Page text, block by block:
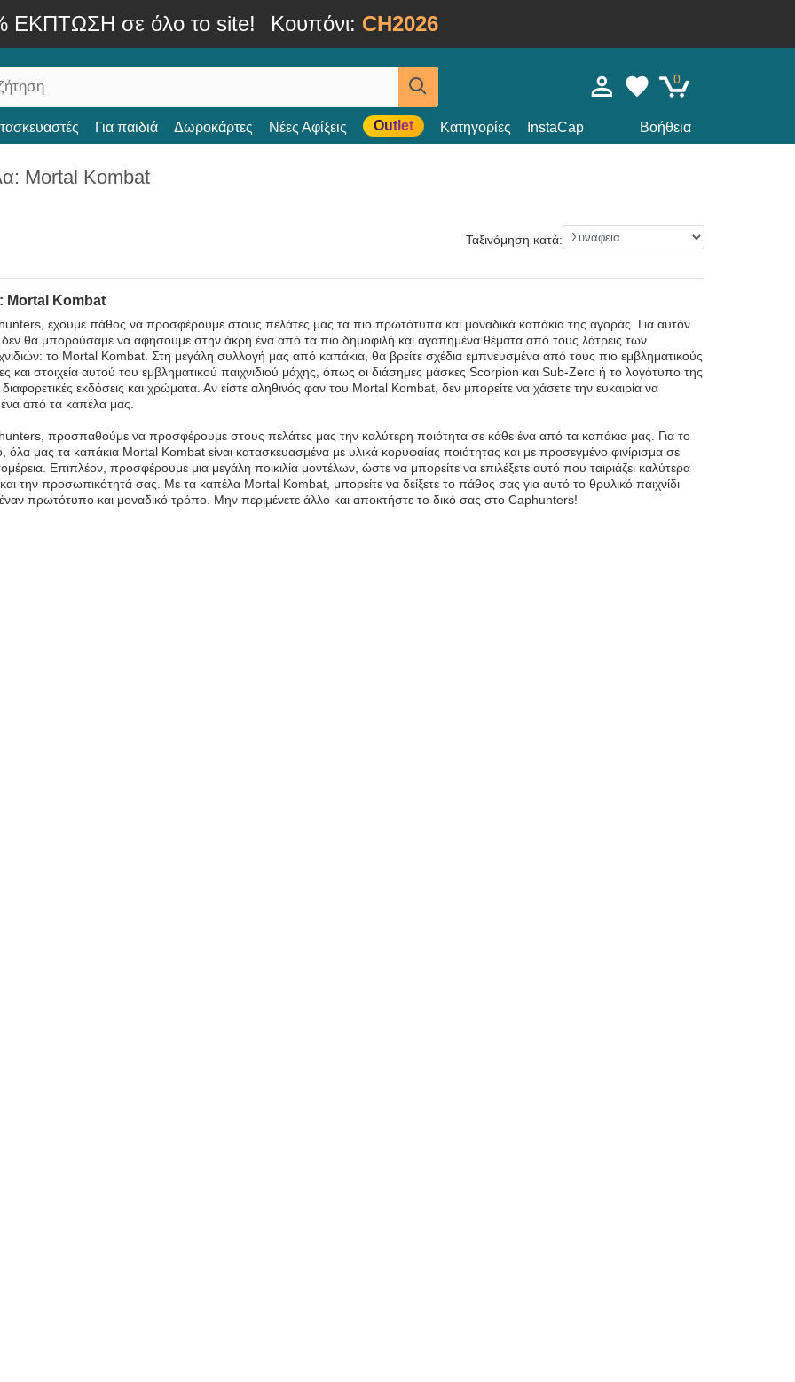
ΕΚΠΤΩΣΗ σε όλο το site! Κουπόνι: CH2026
0
Για παιδιά Δωροκάρτες Νέες Αφίξεις Outlet Κατηγορίες InstaCap Βοήθεια
Mortal Kombat
Ταξινόμηση κατά:
Mortal Kombat
έχουμε πάθος να προσφέρουμε στους πελάτες μας τα πιο πρωτότυπα και μοναδικά καπάκια της αγοράς. Για αυτόν
θα μπορούσαμε να αφήσουμε στην άκρη ένα από τα πιο δημοφιλή και αγαπημένα θέματα από τους λάτρεις των
το Mortal Kombat. Στη μεγάλη συλλογή μας από καπάκια, θα βρείτε σχέδια εμπνευσμένα από τους πιο εμβληματικούς
και στοιχεία αυτού του εμβληματικού παιχνιδιού μάχης, όπως οι διάσημες μάσκες Scorpion και Sub-Zero ή το λογότυπο της
εκδόσεις και χρώματα. Αν είστε αληθινός φαν του Mortal Kombat, δεν μπορείτε να χάσετε την ευκαιρία να
από τα καπέλα μας.
προσπαθούμε να προσφέρουμε στους πελάτες μας την καλύτερη ποιότητα σε κάθε ένα από τα καπάκια μας. Για το
όλα μας τα καπάκια Mortal Kombat είναι κατασκευασμένα με υλικά κορυφαίας ποιότητας και με προσεγμένο φινίρισμα σε
Επιπλέον, προσφέρουμε μια μεγάλη ποικιλία μοντέλων, ώστε να μπορείτε να επιλέξετε αυτό που ταιριάζει καλύτερα
την προσωπικότητά σας. Με τα καπέλα Mortal Kombat, μπορείτε να δείξετε το πάθος σας για αυτό το θρυλικό παιχνίδι
πρωτότυπο και μοναδικό τρόπο. Μην περιμένετε άλλο και αποκτήστε το δικό σας στο Caphunters!